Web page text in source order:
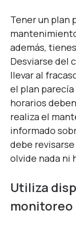
Tener un plan
además,
Desviarse del
llevar al
el plan
horarios
realiza el
informado
debe
olvide nada ni
Utiliza
monitoreo